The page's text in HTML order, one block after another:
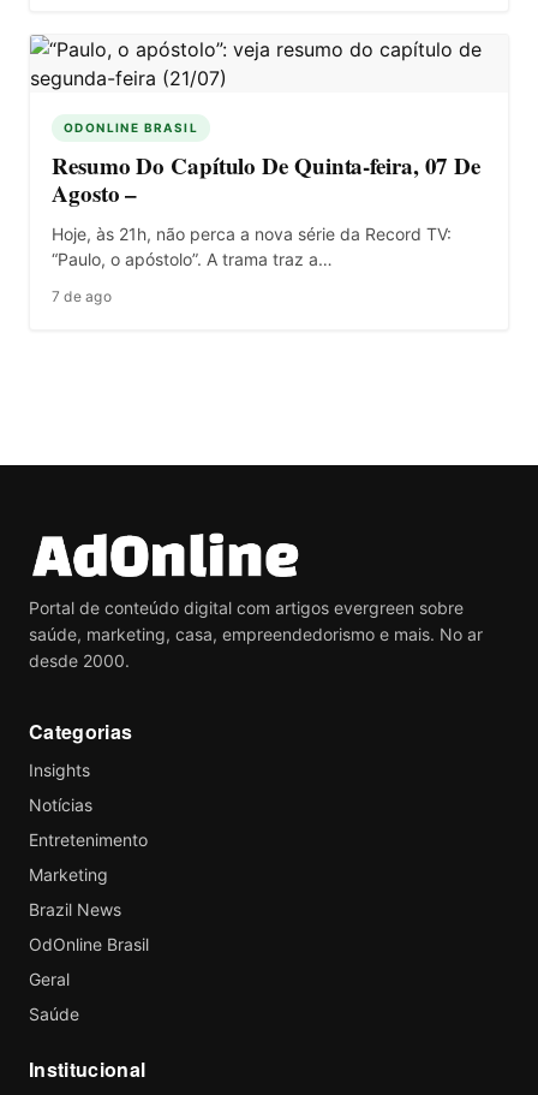
ODONLINE BRASIL
Resumo Do Capítulo De Quinta-feira, 07 De
Agosto –
Hoje, às 21h, não perca a nova série da Record TV:
“Paulo, o apóstolo”. A trama traz a…
7 de ago
Portal de conteúdo digital com artigos evergreen sobre
saúde, marketing, casa, empreendedorismo e mais. No ar
desde 2000.
Categorias
Insights
Notícias
Entretenimento
Marketing
Brazil News
OdOnline Brasil
Geral
Saúde
Institucional